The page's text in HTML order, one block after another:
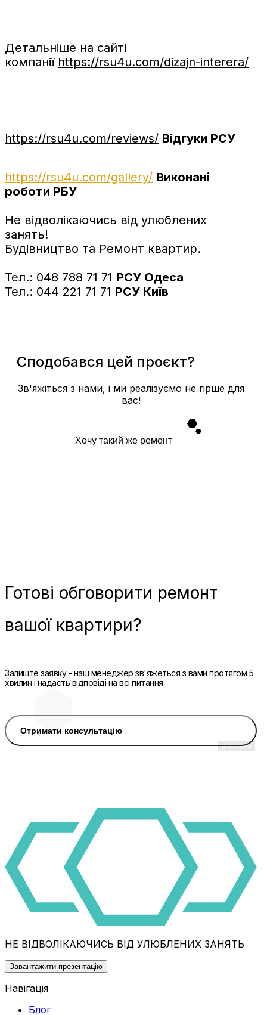
Детальніше на сайті
компанії https://rsu4u.com/dizajn-interera/
https://rsu4u.com/reviews/ Відгуки РСУ
https://rsu4u.com/gallery/ Виконані
роботи РБУ
Не відволікаючись від улюблених
занять!
Будівництво та Ремонт квартир.
Тел.: 048 788 71 71 РСУ Одеса
Тел.: 044 221 71 71 РСУ Київ
Сподобався цей проєкт?
Зв'яжіться з нами, і ми реалізуємо не гірше для
вас!
Хочу такий же ремонт
Готові обговорити ремонт
вашої квартири?
Залиште заявку - наш менеджер зв'яжеться з вами протягом 5
хвилин і надасть відповіді на всі питання
Отримати консультацію
НЕ ВІДВОЛІКАЮЧИСЬ ВІД УЛЮБЛЕНИХ ЗАНЯТЬ
Завантажити презентацію
Навігація
Блог